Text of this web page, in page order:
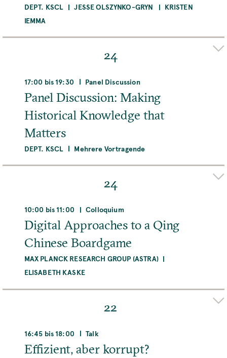
DEPT. KSCL JESSE OLSZYNKO-GRYN
KRISTEN
IEMMA
Harnack House, Conference Venue of the Max
Planck Society, Ihnestraße 16-20, 14195 Berlin,
MEHR
24
17:00 bis 19:30 Panel Discussion
Panel Discussion: Making
Historical Knowledge that
Matters
DEPT. KSCL
Mehrere Vortragende
MPIWG, Boltzmannstraße 22, 14195 Berlin,
Deutschland
Raum
Main Conference Room
MEHR
24
10:00 bis 11:00 Colloquium
Digital Approaches to a Qing
Chinese Boardgame
MAX PLANCK RESEARCH GROUP (ASTRA)
ELISABETH KASKE
Max Planck Institute for the History of Science,
Boltzmannstraße 22, 14195 Berlin, Deutschland
22
16:45 bis 18:00 Talk
Effizient, aber korrupt?